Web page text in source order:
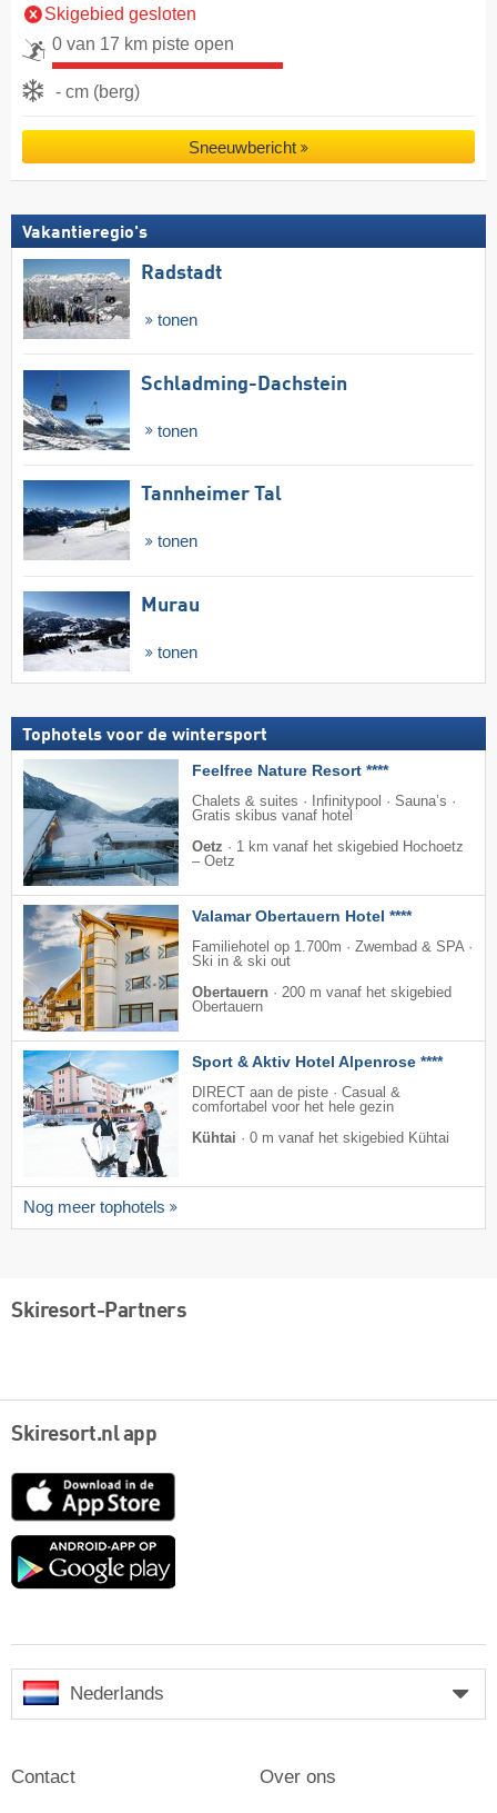
Skigebied gesloten
0 van 17 km piste open
- cm (berg)
Sneeuwbericht
Vakantieregio's
Radstadt
tonen
Schladming-Dachstein
tonen
Tannheimer Tal
tonen
Murau
tonen
Tophotels voor de wintersport
Feelfree Nature Resort ****
Chalets & suites · Infinitypool · Sauna’s ·
Gratis skibus vanaf hotel
Oetz · 1 km vanaf het skigebied Hochoetz
– Oetz
Valamar Obertauern Hotel ****
Familiehotel op 1.700m · Zwembad & SPA ·
Ski in & ski out
Obertauern · 200 m vanaf het skigebied
Obertauern
Sport & Aktiv Hotel Alpenrose ****
DIRECT aan de piste · Casual &
comfortabel voor het hele gezin
Kühtai · 0 m vanaf het skigebied Kühtai
Nog meer tophotels
Skiresort-Partners
Skiresort.nl app
Nederlands
Contact Over ons